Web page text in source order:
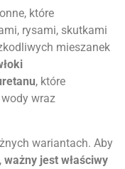
które
rysami, skutkami
mieszanek
, które
wraz
wariantach. Aby
ważny jest właściwy